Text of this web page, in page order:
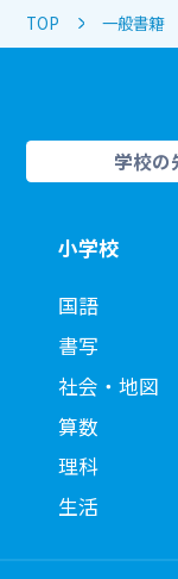
TOP 一般書籍
学校の
小学校
国語
書写
社会・地図
算数
理科
生活